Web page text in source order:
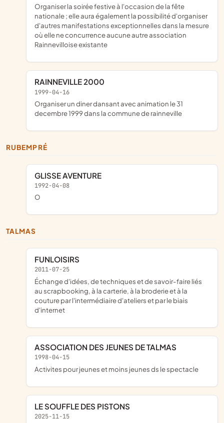
organiser la soirée festive à l'occasion de la fête
nationale ; elle aura également la possibilité d'organiser
d'autres manifestations exceptionnelles dans la mesure
où elle ne concurrence aucune autre association
Rainnevilloise existante
RAINNEVILLE 2000
1999-04-16
organiser un diner dansant avec animation le 31
decembre 1999 dans la commune de rainneville
RUBEMPRÉ
GLISSE AVENTURE
1992-04-08
o
TALMAS
FUNLOISIRS
2011-07-25
échange d'idées, de techniques et de savoir-faire liés
au scrapbooking, à la carterie, à la broderie et à la
couture par l'intermédiaire d'ateliers et par le biais
d'internet
ASSOCIATION DES JEUNES DE TALMAS
1998-04-15
activites pour jeunes et moins jeunes ds le spectacle
LE SOUFFLE DES PISTONS
2025-11-15